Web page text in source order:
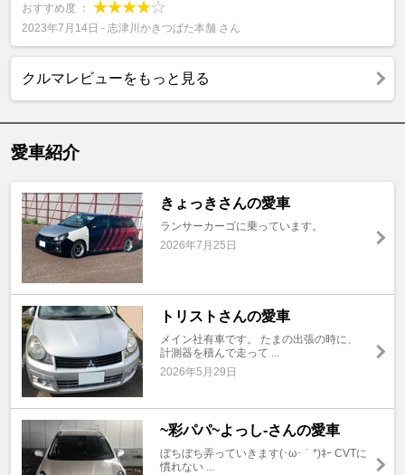
おすすめ度 ：
2023年7月14日 - 志津川かきつばた本舗 さん
クルマレビューをもっと見る
愛車紹介
きょっきさんの愛車
ランサーカーゴに乗っています。
2026年7月25日
トリストさんの愛車
メイン社有車です。 たまの出張の時に、
計測器を積んで走って ...
2026年5月29日
~彩パパ~よっし-さんの愛車
ぼちぼち弄っていきます(･ω･｀*)ﾈｰ CVTに
慣れない ...